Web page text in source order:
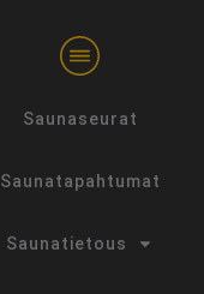
Saunaseurat
Saunatapahtumat
Saunatietous